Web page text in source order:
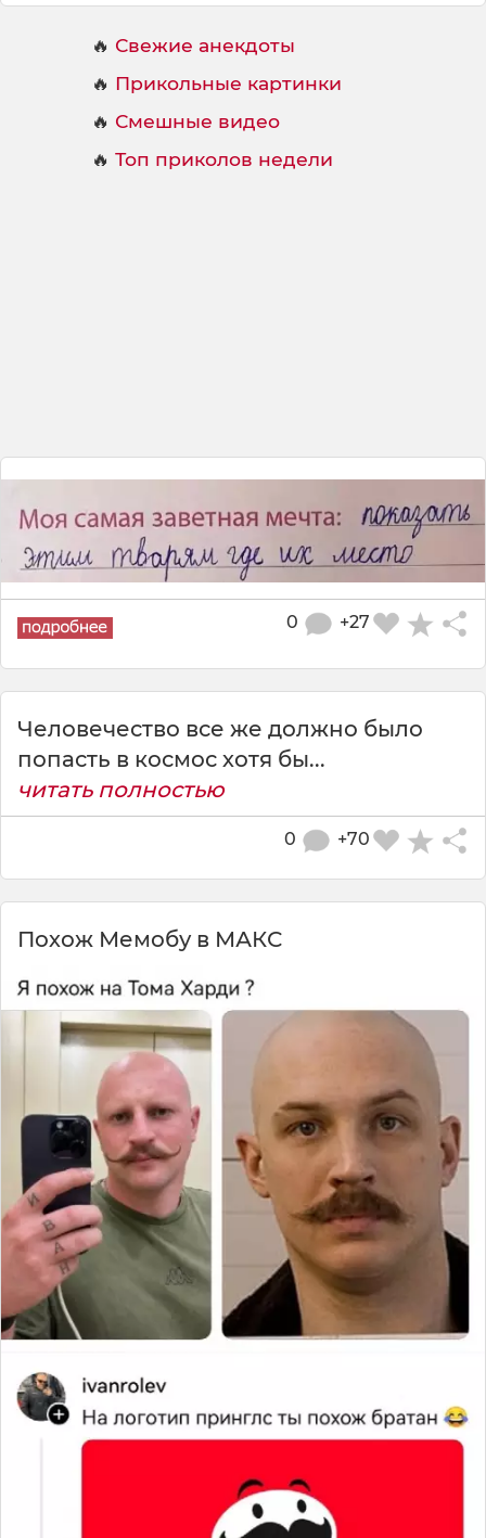
🔥 Свежие анекдоты
🔥 Прикольные картинки
🔥 Смешные видео
🔥 Топ приколов недели
+27
0
Человечество все же должно было
попасть в космос хотя бы...
читать полностью
+70
0
Похож Мемобу в МАКС